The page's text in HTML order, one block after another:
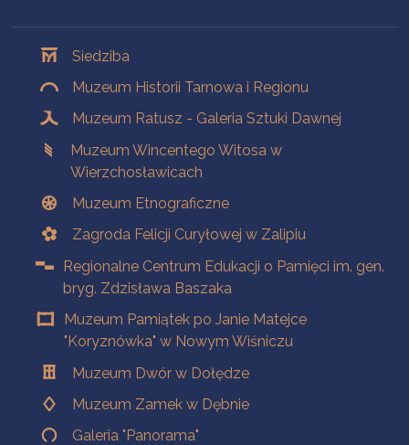
Siedziba
Muzeum Historii Tarnowa i Regionu
Muzeum Ratusz - Galeria Sztuki Dawnej
Muzeum Wincentego Witosa w
Wierzchosławicach
Muzeum Etnograficzne
Zagroda Felicji Curyłowej w Zalipiu
Regionalne Centrum Edukacji o Pamięci im. gen.
bryg. Zdzisława Baszaka
Muzeum Pamiątek po Janie Matejce
"Koryznówka" w Nowym Wiśniczu
Muzeum Dwór w Dołędze
Muzeum Zamek w Dębnie
Galeria "Panorama"